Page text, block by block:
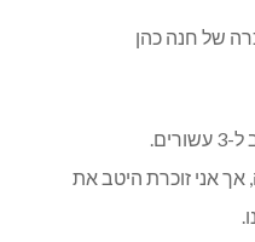
אך אני זוכרת היטב את